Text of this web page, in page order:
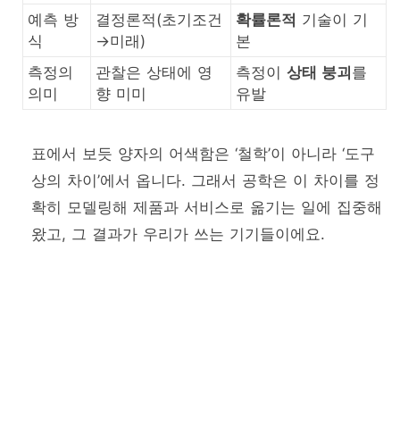
예측 방
식
결정론적(초기조건
→미래)
확률론적 기술이 기
본
측정의
의미
관찰은 상태에 영
향 미미
측정이 상태 붕괴 를
유발
표에서 보듯 양자의 어색함은 ‘철학’이 아니라 ‘도구
상의 차이’에서 옵니다. 그래서 공학은 이 차이를 정
확히 모델링해 제품과 서비스로 옮기는 일에 집중해
왔고, 그 결과가 우리가 쓰는 기기들이에요.